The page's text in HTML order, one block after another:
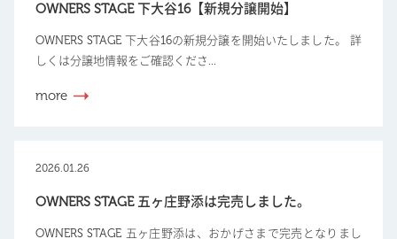
OWNERS STAGE 下大谷16【新規分譲開始】
OWNERS STAGE 下大谷16の新規分譲を開始いたしました。 詳
しくは分譲地情報をご確認くださ...
more
2026.01.26
OWNERS STAGE 五ヶ庄野添は完売しました。
OWNERS STAGE 五ヶ庄野添は、おかげさまで完売となりまし